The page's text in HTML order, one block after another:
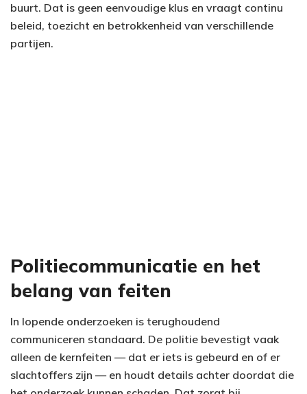
buurt. Dat is geen eenvoudige klus en vraagt continu
beleid, toezicht en betrokkenheid van verschillende
partijen.
Politiecommunicatie en het
belang van feiten
In lopende onderzoeken is terughoudend
communiceren standaard. De politie bevestigt vaak
alleen de kernfeiten — dat er iets is gebeurd en of er
slachtoffers zijn — en houdt details achter doordat die